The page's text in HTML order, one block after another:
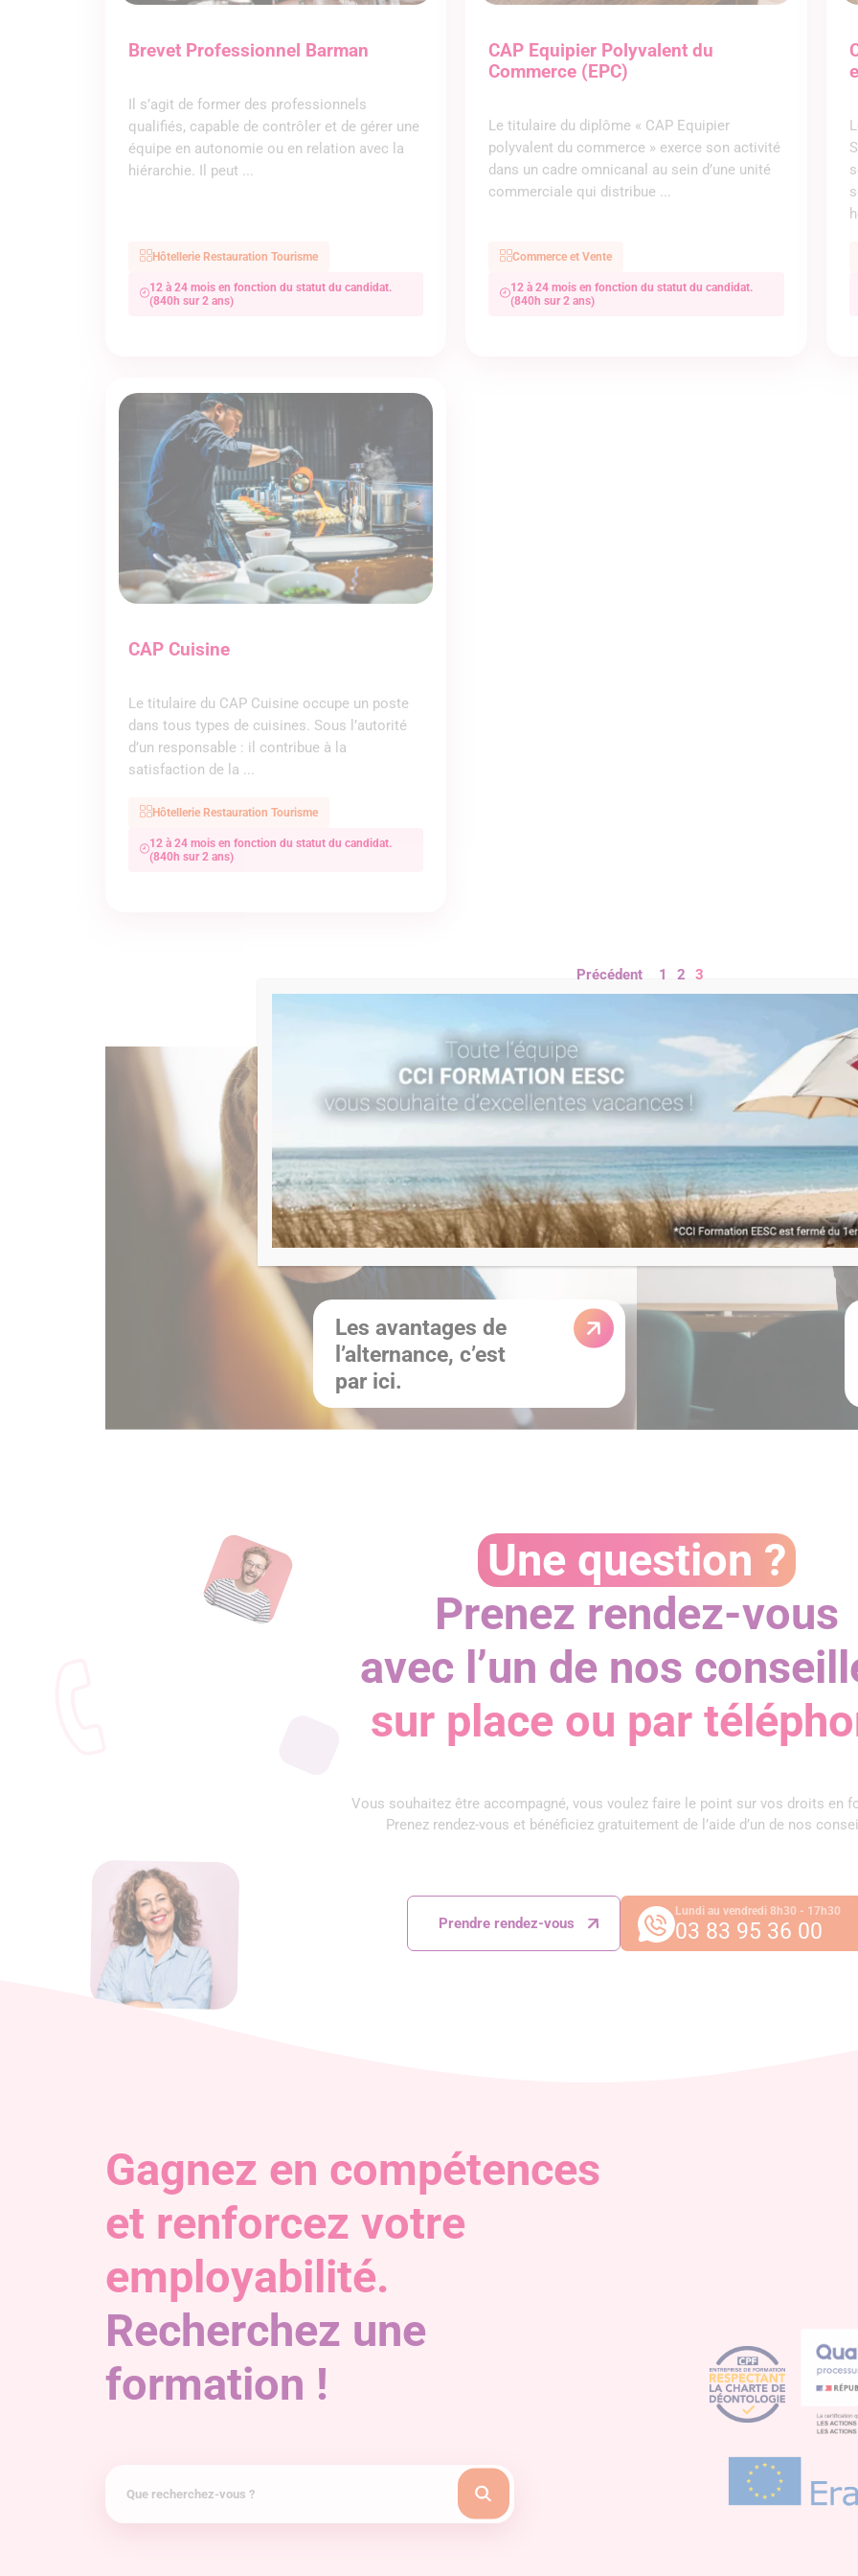
Brevet Professionnel Barman
Il s’agit de former des professionnels
qualifiés, capable de contrôler et de gérer une
équipe en autonomie ou en relation avec la
hiérarchie. Il peut ...
Hôtellerie Restauration Tourisme
12 à 24 mois en fonction du statut du candidat.
(840h sur 2 ans)
CAP Equipier Polyvalent du
Commerce (EPC)
Le titulaire du diplôme « CAP Equipier
polyvalent du commerce » exerce son activité
dans un cadre omnicanal au sein d’une unité
commerciale qui distribue ...
Commerce et Vente
12 à 24 mois en fonction du statut du candidat.
(840h sur 2 ans)
CAP Cuisine
Le titulaire du CAP Cuisine occupe un poste
dans tous types de cuisines. Sous l’autorité
d’un responsable : il contribue à la
satisfaction de la ...
Hôtellerie Restauration Tourisme
12 à 24 mois en fonction du statut du candidat.
(840h sur 2 ans)
Précédent 1 2 3
Les avantages de
l’alternance, c’est
par ici.
Une question ?
Prenez rendez-vous
avec l’un de nos
sur place ou par
Vous souhaitez être accompagné, vous voulez faire le point sur vos droits en
Prenez rendez-vous et bénéficiez gratuitement de l’aide d’un de nos
Prendre rendez-vous
Lundi au vendredi 8h30 - 17h30
03 83 95 36 00
Gagnez en compétences
et renforcez votre
employabilité.
Recherchez une
formation !